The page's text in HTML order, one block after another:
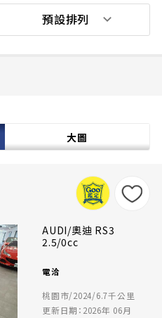
大圖
預設排列
AUDI/奧迪 RS3
2.5/0cc
電洽
桃園市/2024/6.7千公里
更新日期：2026年 06月